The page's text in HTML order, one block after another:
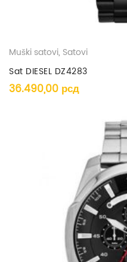
Muški satovi, Satovi
Sat DIESEL DZ4283
36.490,00 рсд